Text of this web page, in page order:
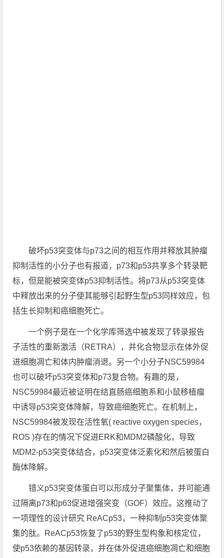
破坏p53突变体与p73之间的相互作用并释放其肿瘤
抑制活性的小分子也有报道，p73和p53共享多个转录靶
标，但是能被突变体p53抑制活性。将p73从p53突变体
中释放出来的分子使其能够引起野生型p53同样效应，包
括生长抑制和癌细胞死亡。
一个例子是在一个化学库筛选中被发现了转录报告
子活性的重新激活（RETRA），并化合物显示在体外促
进细胞凋亡和体内肿瘤消退。另一个小分子NSC59984
也可以破坏p53突变体和p73复合物。有趣的是，
NSC59984最近被证明在结直肠癌细胞系和小鼠移植瘤
中诱导p53突变体降解，导致癌细胞死亡。在机制上，
NSC59984被发现在活性氧( reactive oxygen species，
ROS )存在的情况下促进ERK和MDM2磷酸化，导致
MDM2-p53突变体结合，p53突变体泛素化和然后被蛋白
酶体降解。
错义p53突变体蛋白可以形成分子聚集体，并可能通
过隔离p73和p63促进增强突变（GOF）效应。这推动了
一项理性的设计研究 ReACp53，一种抑制p53突变体聚
集的肽。ReACp53恢复了p53的野生型构象和核定位，
使p53依赖的基因转录，并在体外促进癌细胞凋亡和细胞